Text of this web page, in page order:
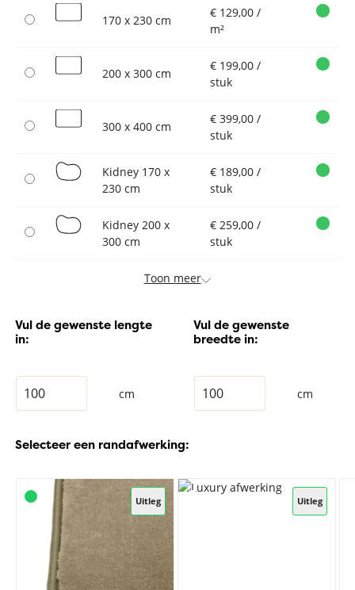
170 x 230 cm
€ 129,00 /
m²
200 x 300 cm
€ 199,00 /
stuk
300 x 400 cm
€ 399,00 /
stuk
Kidney 170 x
230 cm
€ 189,00 /
stuk
Kidney 200 x
300 cm
€ 259,00 /
stuk
Toon meer
Vul de gewenste lengte
in:
cm
Vul de gewenste
breedte in:
cm
Selecteer een randafwerking:
Uitleg Uitleg